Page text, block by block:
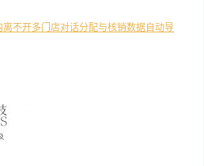
不开多门店对话分配与核销数据自动导